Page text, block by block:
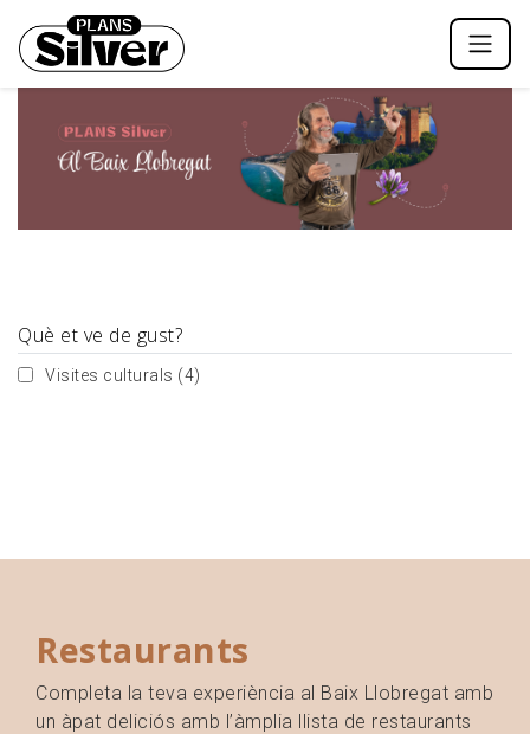
Què et ve de gust?
Visites culturals (4)
Restaurants
Completa la teva experiència al Baix Llobregat amb
un àpat deliciós amb l’àmplia llista de restaurants